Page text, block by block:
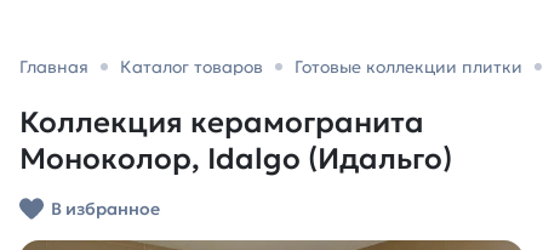
Главная Каталог товаров Готовые коллекции плитки
Коллекция керамогранита
Моноколор, Idalgo (Идальго)
В избранное